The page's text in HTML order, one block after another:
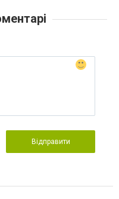
Відправити